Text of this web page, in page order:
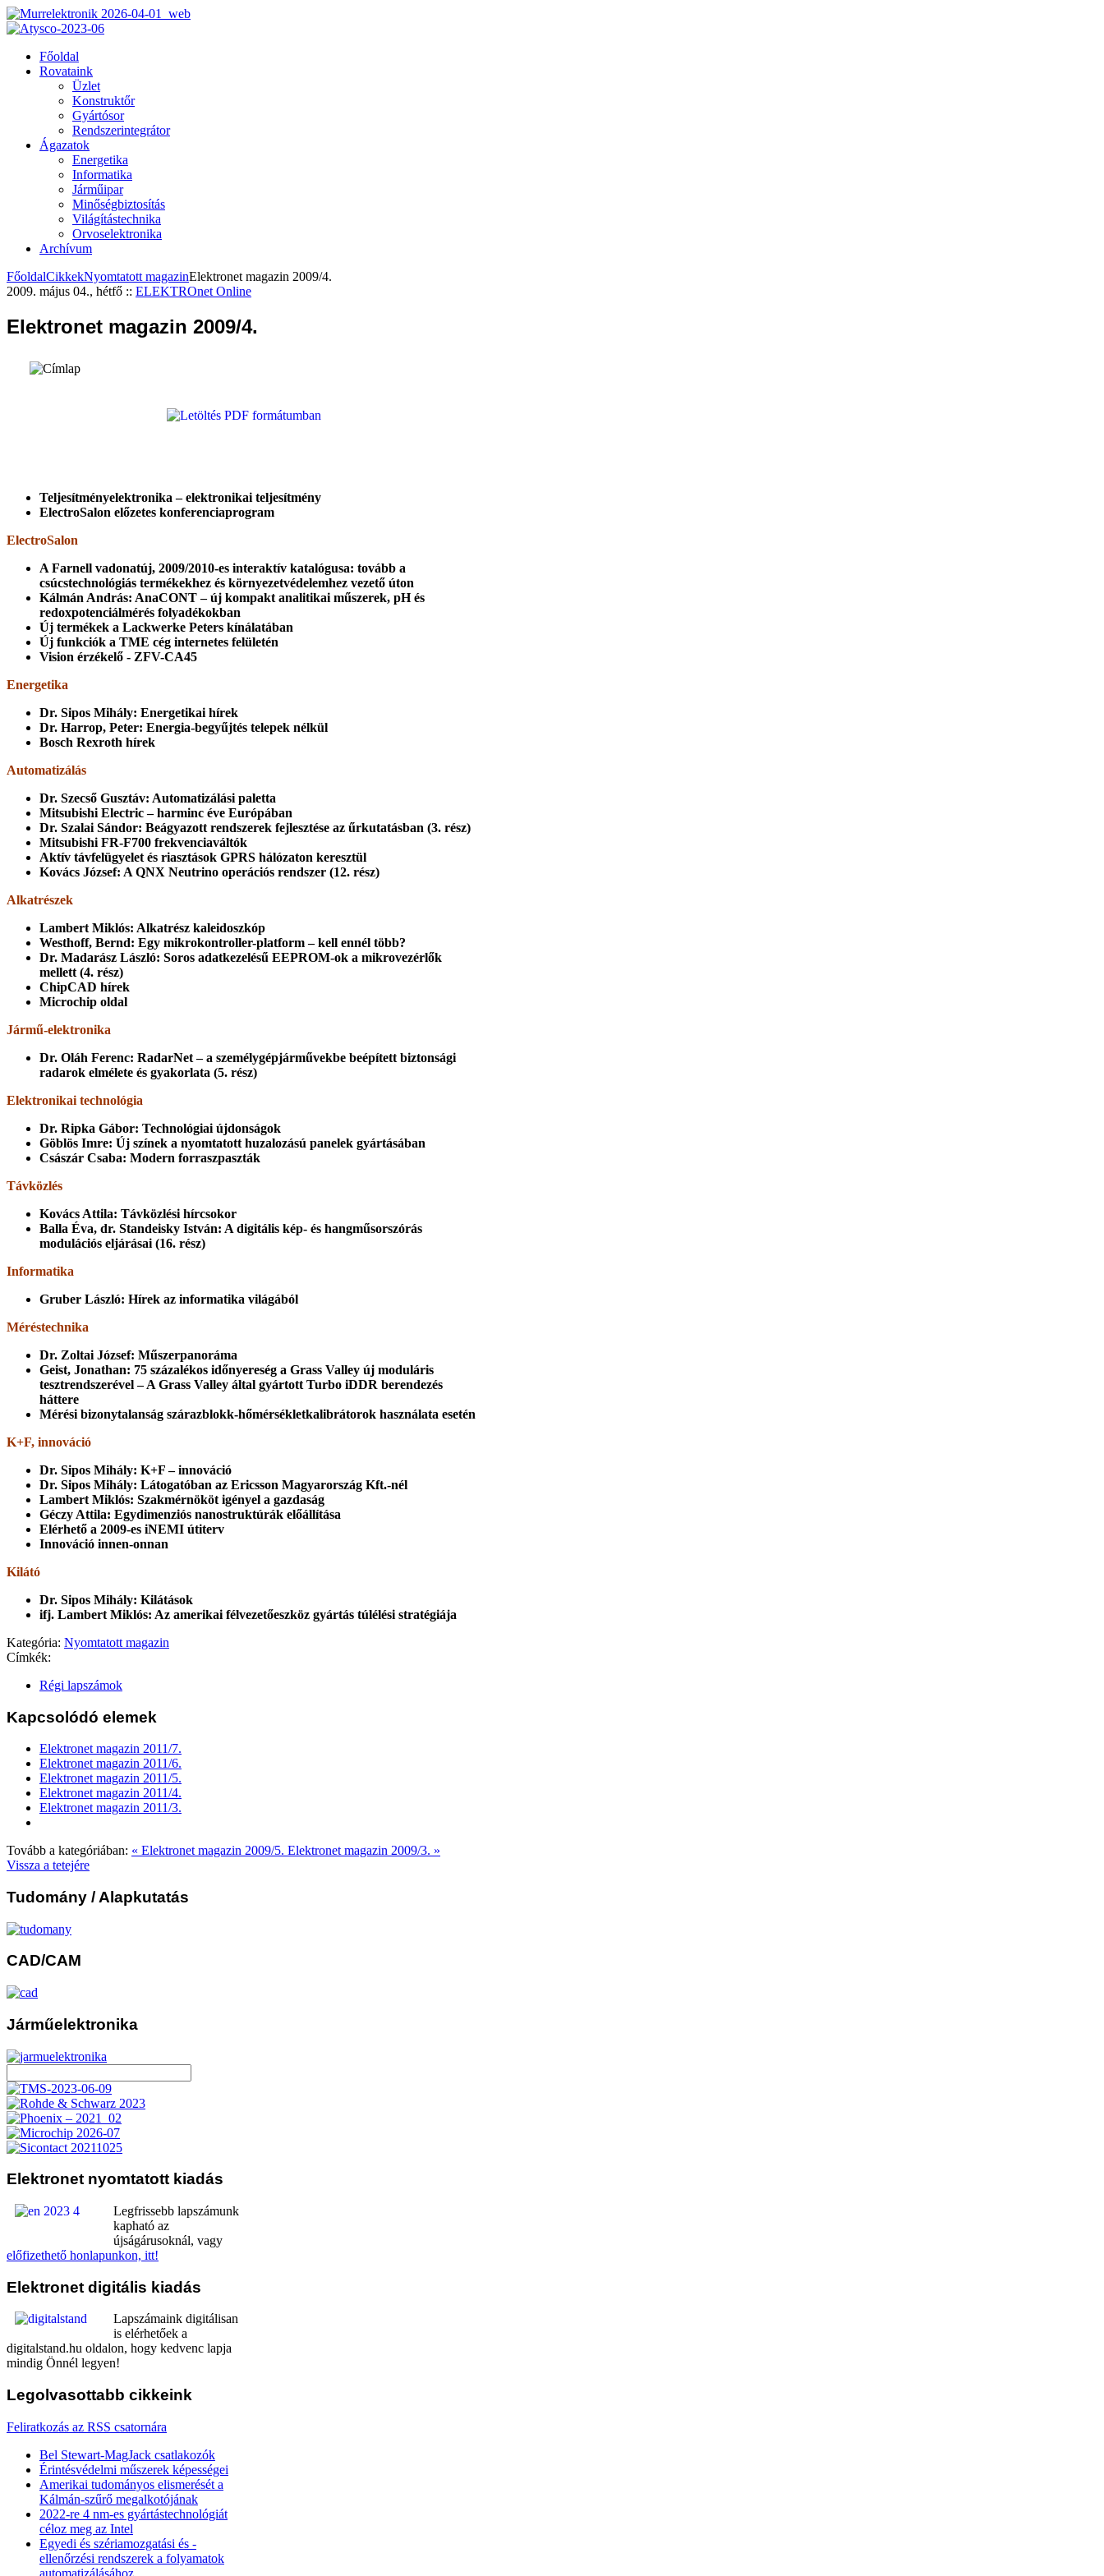
Főoldal
Rovataink
Üzlet
Konstruktőr
Gyártósor
Rendszerintegrátor
Ágazatok
Energetika
Informatika
Járműipar
Minőségbiztosítás
Világítástechnika
Orvoselektronika
Archívum
FőoldalCikkekNyomtatott magazinElektronet magazin 2009/4.
2009. május 04., hétfő :: ELEKTROnet Online
Elektronet magazin 2009/4.
Teljesítményelektronika – elektronikai teljesítmény
ElectroSalon előzetes konferenciaprogram
ElectroSalon
A Farnell vadonatúj, 2009/2010-es interaktív katalógusa: tovább a
csúcstechnológiás termékekhez és környezetvédelemhez vezető úton
Kálmán András: AnaCONT – új kompakt analitikai műszerek, pH és
redoxpotenciálmérés folyadékokban
Új termékek a Lackwerke Peters kínálatában
Új funkciók a TME cég internetes felületén
Vision érzékelő - ZFV-CA45
Energetika
Dr. Sipos Mihály: Energetikai hírek
Dr. Harrop, Peter: Energia-begyűjtés telepek nélkül
Bosch Rexroth hírek
Automatizálás
Dr. Szecső Gusztáv: Automatizálási paletta
Mitsubishi Electric – harminc éve Európában
Dr. Szalai Sándor: Beágyazott rendszerek fejlesztése az űrkutatásban (3. rész)
Mitsubishi FR-F700 frekvenciaváltók
Aktív távfelügyelet és riasztások GPRS hálózaton keresztül
Kovács József: A QNX Neutrino operációs rendszer (12. rész)
Alkatrészek
Lambert Miklós: Alkatrész kaleidoszkóp
Westhoff, Bernd: Egy mikrokontroller-platform – kell ennél több?
Dr. Madarász László: Soros adatkezelésű EEPROM-ok a mikrovezérlők
mellett (4. rész)
ChipCAD hírek
Microchip oldal
Jármű-elektronika
Dr. Oláh Ferenc: RadarNet – a személygépjárművekbe beépített biztonsági
radarok elmélete és gyakorlata (5. rész)
Elektronikai technológia
Dr. Ripka Gábor: Technológiai újdonságok
Göblös Imre: Új színek a nyomtatott huzalozású panelek gyártásában
Császár Csaba: Modern forraszpaszták
Távközlés
Kovács Attila: Távközlési hírcsokor
Balla Éva, dr. Standeisky István: A digitális kép- és hangműsorszórás
modulációs eljárásai (16. rész)
Informatika
Gruber László: Hírek az informatika világából
Méréstechnika
Dr. Zoltai József: Műszerpanoráma
Geist, Jonathan: 75 százalékos időnyereség a Grass Valley új moduláris
tesztrendszerével – A Grass Valley által gyártott Turbo iDDR berendezés
háttere
Mérési bizonytalanság szárazblokk-hőmérsékletkalibrátorok használata esetén
K+F, innováció
Dr. Sipos Mihály: K+F – innováció
Dr. Sipos Mihály: Látogatóban az Ericsson Magyarország Kft.-nél
Lambert Miklós: Szakmérnököt igényel a gazdaság
Géczy Attila: Egydimenziós nanostruktúrák előállítása
Elérhető a 2009-es iNEMI útiterv
Innováció innen-onnan
Kilátó
Dr. Sipos Mihály: Kilátások
ifj. Lambert Miklós: Az amerikai félvezetőeszköz gyártás túlélési stratégiája
Kategória: Nyomtatott magazin
Címkék:
Régi lapszámok
Kapcsolódó elemek
Elektronet magazin 2011/7.
Elektronet magazin 2011/6.
Elektronet magazin 2011/5.
Elektronet magazin 2011/4.
Elektronet magazin 2011/3.
Tovább a kategóriában: « Elektronet magazin 2009/5. Elektronet magazin 2009/3. »
Vissza a tetejére
Tudomány / Alapkutatás
CAD/CAM
Járműelektronika
Elektronet nyomtatott kiadás
Legfrissebb lapszámunk
kapható az
újságárusoknál, vagy
előfizethető honlapunkon, itt!
Elektronet digitális kiadás
Lapszámaink digitálisan
is elérhetőek a
digitalstand.hu oldalon, hogy kedvenc lapja
mindig Önnél legyen!
Legolvasottabb cikkeink
Feliratkozás az RSS csatornára
Bel Stewart-MagJack csatlakozók
Érintésvédelmi műszerek képességei
Amerikai tudományos elismerését a
Kálmán-szűrő megalkotójának
2022-re 4 nm-es gyártástechnológiát
céloz meg az Intel
Egyedi és szériamozgatási és -
ellenőrzési rendszerek a folyamatok
automatizálásához